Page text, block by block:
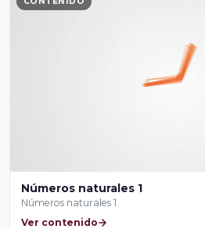
Números naturales 1
Números naturales 1
Ver contenido